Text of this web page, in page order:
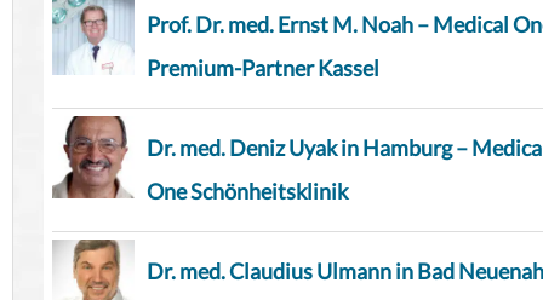
Prof. Dr. med. Ernst M. Noah – Medical
Premium-Partner Kassel
Dr. med. Deniz Uyak in Hamburg –
One Schönheitsklinik
Dr. med. Claudius Ulmann in Bad